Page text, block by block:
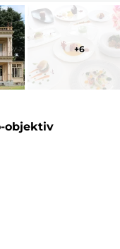
+6
objektiv